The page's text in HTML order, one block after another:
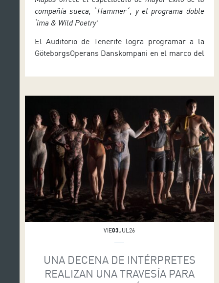
ESPAÑA
compañía sueca, ˋHammerˊ, y el programa doble
ˋima & Wild Poetry'
El Auditorio de Tenerife logra programar a la
GöteborgsOperans Danskompani en el marco del
suponen la única parada en España de la
GöteborgsOperans, coreografiada por Alexander
Ekman, podrá disfrutarse en la Sala Sinfónica
este sábado (día 11) a las 19:30 […]
VIE03JUL26
UNA DECENA DE INTÉRPRETES
REALIZAN UNA TRAVESÍA PARA